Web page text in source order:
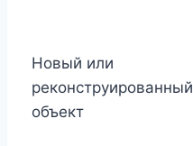
Новый или
реконструированный
объект